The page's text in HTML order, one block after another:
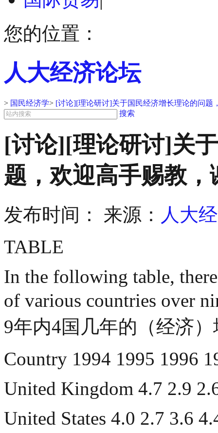
您的位置：
人大经济论坛
> 国民经济学> [讨论][理论研讨]关于国民经济增长理论的问题
搜索
[讨论][理论研讨]关
题，欢迎高手赐教，
发布时间： 来源： 人大
TABLE
In the following table,
of various countries over
9年内4国几年的（经
Country 1994 1995
United Kingdom 4.7
United States 4.0 2.7